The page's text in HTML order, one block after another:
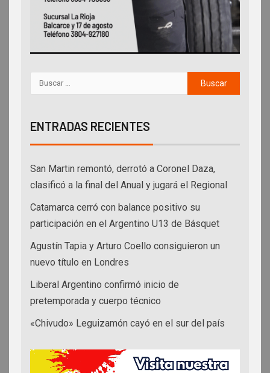
ENTRADAS RECIENTES
San Martin remontó, derrotó a Coronel Daza,
clasificó a la final del Anual y jugará el Regional
Catamarca cerró con balance positivo su
participación en el Argentino U13 de Básquet
Agustín Tapia y Arturo Coello consiguieron un
nuevo título en Londres
Liberal Argentino confirmó inicio de
pretemporada y cuerpo técnico
«Chivudo» Leguizamón cayó en el sur del país